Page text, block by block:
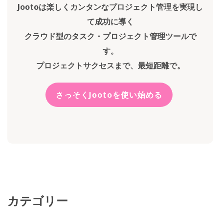
Jootoは楽しくカンタンなプロジェクト管理を実現し
て成功に導く
クラウド型のタスク・プロジェクト管理ツールで
す。
プロジェクトサクセスまで、最短距離で。
さっそくJootoを使い始める
カテゴリー